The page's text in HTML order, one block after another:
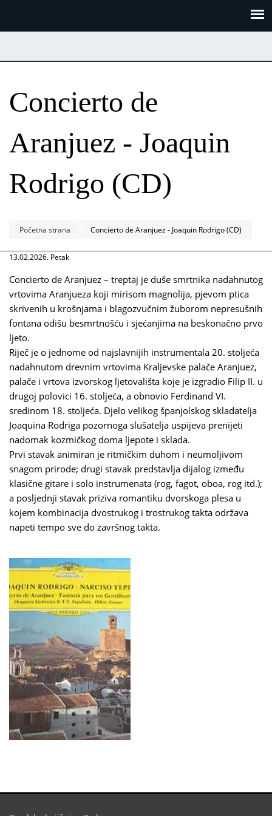
Concierto de
Aranjuez - Joaquin
Rodrigo (CD)
Početna strana Concierto de Aranjuez - Joaquin Rodrigo (CD)
13.02.2026. Petak
Concierto de Aranjuez – treptaj je duše smrtnika nadahnutog
vrtovima Aranjueza koji mirisom magnolija, pjevom ptica
skrivenih u krošnjama i blagozvučnim žuborom nepresušnih
fontana odišu besmrtnošću i sjećanjima na beskonačno prvo
ljeto.
Riječ je o jednome od najslavnijih instrumentala 20. stoljeća
nadahnutom drevnim vrtovima Kraljevske palače Aranjuez,
palače i vrtova izvorskog ljetovališta koje je izgradio Filip II. u
drugoj polovici 16. stoljeća, a obnovio Ferdinand VI.
sredinom 18. stoljeća. Djelo velikog španjolskog skladatelja
Joaquina Rodriga pozornoga slušatelja uspijeva prenijeti
nadomak kozmičkog doma ljepote i sklada.
Prvi stavak animiran je ritmičkim duhom i neumoljivom
snagom prirode; drugi stavak predstavlja dijalog između
klasične gitare i solo instrumenata (rog, fagot, oboa, rog itd.);
a posljednji stavak priziva romantiku dvorskoga plesa u
kojem kombinacija dvostrukog i trostrukog takta održava
napeti tempo sve do završnog takta.